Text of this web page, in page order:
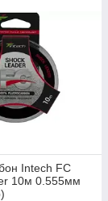
Intech FC
10м 0.555мм